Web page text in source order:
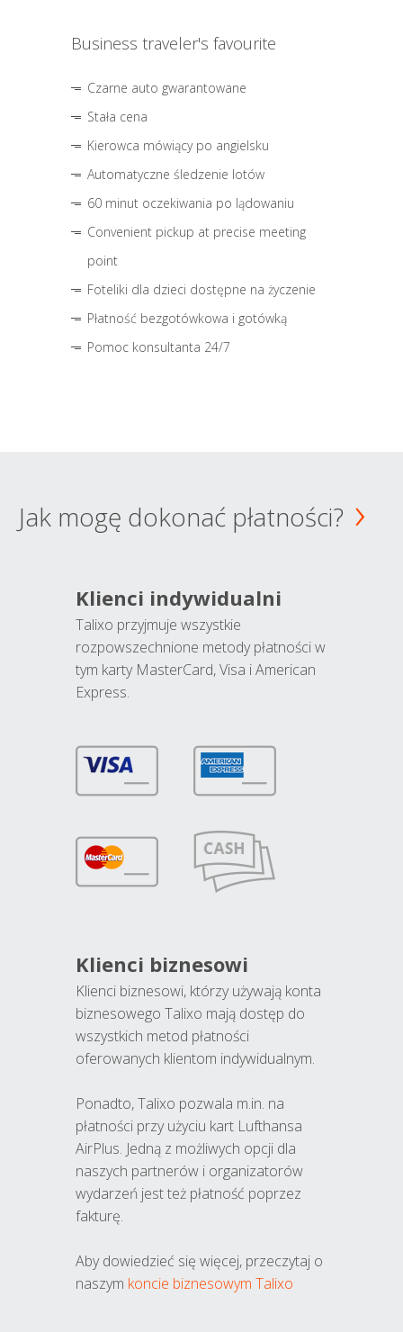
Business traveler's favourite
Czarne auto gwarantowane
Stała cena
Kierowca mówiący po angielsku
Automatyczne śledzenie lotów
60 minut oczekiwania po lądowaniu
Convenient pickup at precise meeting
point
Foteliki dla dzieci dostępne na życzenie
Płatność bezgotówkowa i gotówką
Pomoc konsultanta 24/7
Jak mogę dokonać płatności?
Klienci indywidualni
Talixo przyjmuje wszystkie
rozpowszechnione metody płatności w
tym karty MasterCard, Visa i American
Express.
Klienci biznesowi
Klienci biznesowi, którzy używają konta
biznesowego Talixo mają dostęp do
wszystkich metod płatności
oferowanych klientom indywidualnym.
Ponadto, Talixo pozwala m.in. na
płatności przy użyciu kart Lufthansa
AirPlus. Jedną z możliwych opcji dla
naszych partnerów i organizatorów
wydarzeń jest też płatność poprzez
fakturę.
Aby dowiedzieć się więcej, przeczytaj o
naszym koncie biznesowym Talixo